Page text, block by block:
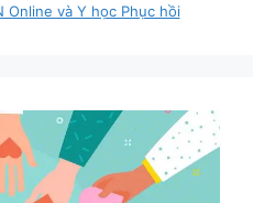
Online và Y học Phục hồi